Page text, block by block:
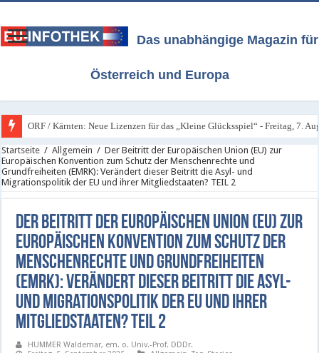
Das unabhängige Magazin für
Österreich und Europa
ORF / Kärnten: Neue Lizenzen für das „Kleine Glücksspiel“ - Freitag, 7.
Startseite / Allgemein / Der Beitritt der Europäischen Union (EU) zur
Europäischen Konvention zum Schutz der Menschenrechte und
Grundfreiheiten (EMRK): Verändert dieser Beitritt die Asyl- und
Migrationspolitik der EU und ihrer Mitgliedstaaten? TEIL 2
Der Beitritt der Europäischen Union (EU) zur
Europäischen Konvention zum Schutz der
Menschenrechte und Grundfreiheiten
(EMRK): Verändert dieser Beitritt die Asyl-
und Migrationspolitik der EU und ihrer
Mitgliedstaaten? TEIL 2
HUMMER Waldemar, em. o. Univ.-Prof. DDDr.